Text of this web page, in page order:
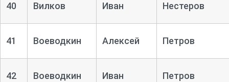
40 Вилков Иван Нестеров
41 Воеводкин Алексей Петров
42 Воеводкин Иван Петров